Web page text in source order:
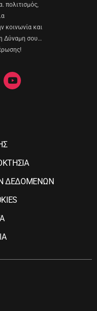
πολιτισμός,
κοινωνία και
η Δύναμη σου…
ΔΕΔΟΜΕΝΩΝ